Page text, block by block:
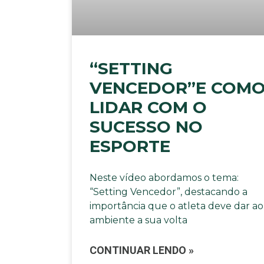
“SETTING
VENCEDOR”E
LIDAR COM O
SUCESSO NO
ESPORTE
Neste vídeo abordamos o tema:
“Setting Vencedor”, destacando a
importância que o atleta deve dar ao
ambiente a sua volta
CONTINUAR LENDO »